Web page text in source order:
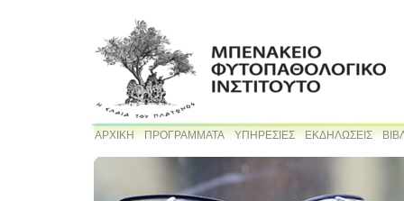
ΑΡΧΙΚΗ ΠΡΟΓΡΑΜΜΑΤΑ ΥΠΗΡΕΣΙΕΣ ΕΚΔΗΛΩΣΕΙΣ